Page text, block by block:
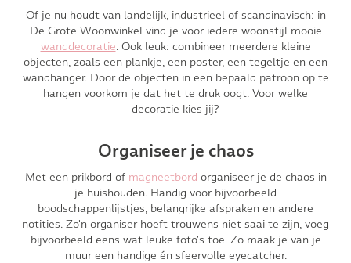
Of je nu houdt van landelijk, industrieel of scandinavisch: in
De Grote Woonwinkel vind je voor iedere woonstijl mooie
wanddecoratie. Ook leuk: combineer meerdere kleine
objecten, zoals een plankje, een poster, een tegeltje en een
wandhanger. Door de objecten in een bepaald patroon op te
hangen voorkom je dat het te druk oogt. Voor welke
decoratie kies jij?
Organiseer je chaos
Met een prikbord of magneetbord organiseer je de chaos in
je huishouden. Handig voor bijvoorbeeld
boodschappenlijstjes, belangrijke afspraken en andere
notities. Zo'n organiser hoeft trouwens niet saai te zijn, voeg
bijvoorbeeld eens wat leuke foto's toe. Zo maak je van je
muur een handige én sfeervolle eyecatcher.